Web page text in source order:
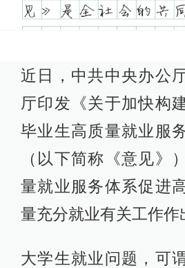
近日，中共中央办公
厅印发《关于加快构
毕业生高质量就业服
（以下简称《意见》
量就业服务体系促进
量充分就业有关工作作
大学生就业问题，可